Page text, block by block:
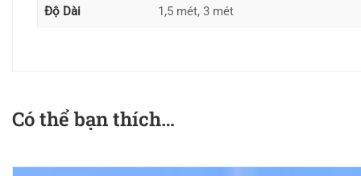
Độ Dài 1,5 mét, 3 mét
Có thể bạn thích…